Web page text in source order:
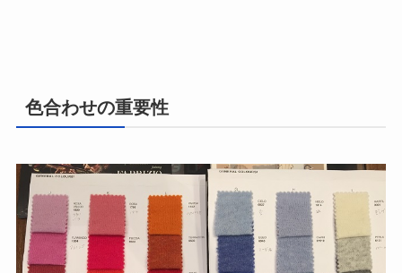
色合わせの重要性